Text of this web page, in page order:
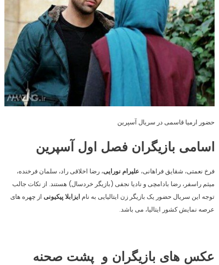
حضور ارمیا قاسمی در سریال آسپرین
اسامی بازیگران فصل اول آسپرین
فرخ نعمتی، شقایق فراهانی، علیرام نورایی، رضا اخلاقی راد، سلمان فرخنده،
میثم راسفر، رضا بادامچی و نادیا نجفی (بازیگر خردسال) هستند. از نکات جالب
توجه این سریال حضور یک بازیگر زن ایتالیایی به نام ایزابلا پیکیونی از چهره‌ های
عرصه نمایش کشور ایتالیا، می باشد.
عکس های بازیگران و پشت صحنه